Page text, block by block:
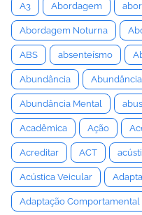
A3 Abordagem
Abordagem Noturna
ABS absenteísmo
Abundância
Abundância Mental
Acadêmica Ação
Acreditar ACT
Acústica Veicular
Adaptação Comportamental